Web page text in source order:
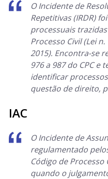
O Incidente de
Repetitivas (IRDR)
processuais
Processo Civil (Lei
2015). Encontra-se
976 a 987 do CPC
identificar
questão de direito,
IAC
O Incidente de
regulamentado
Código de Processo
quando o